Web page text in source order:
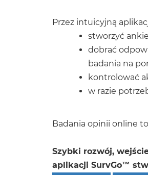
Przez intuicyjną
stworzyć
dobrać
badania na
kontrolować
w razie
Badania opinii online
Szybki rozwój,
aplikacji SurvGo™